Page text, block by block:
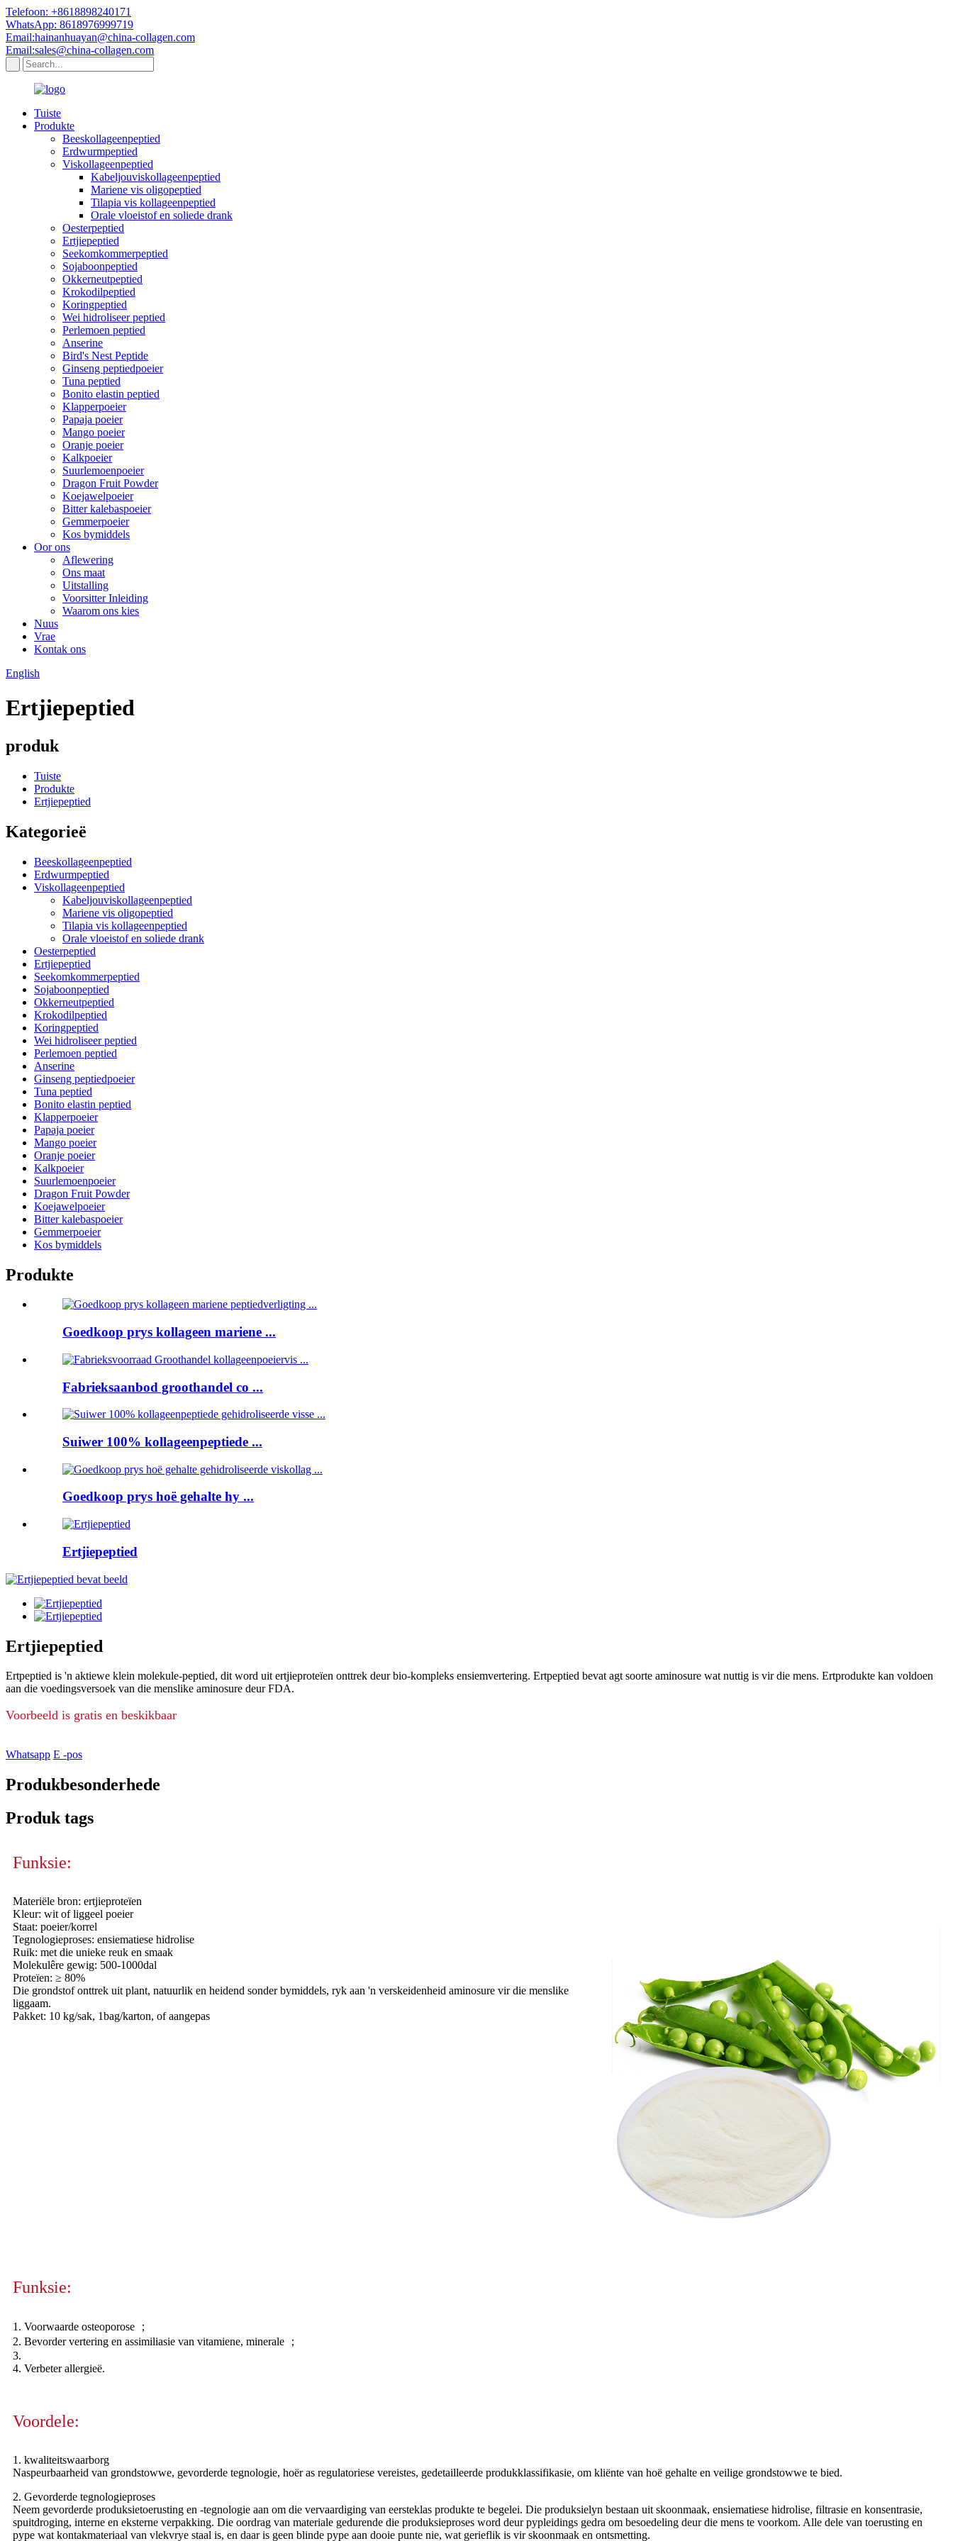
Telefoon: +8618898240171
WhatsApp: 8618976999719
Email:hainanhuayan@china-collagen.com
Email:sales@china-collagen.com
Tuiste
Produkte
Beeskollageenpeptied
Erdwurmpeptied
Viskollageenpeptied
Kabeljouviskollageenpeptied
Mariene vis oligopeptied
Tilapia vis kollageenpeptied
Orale vloeistof en soliede drank
Oesterpeptied
Ertjiepeptied
Seekomkommerpeptied
Sojaboonpeptied
Okkerneutpeptied
Krokodilpeptied
Koringpeptied
Wei hidroliseer peptied
Perlemoen peptied
Anserine
Bird's Nest Peptide
Ginseng peptiedpoeier
Tuna peptied
Bonito elastin peptied
Klapperpoeier
Papaja poeier
Mango poeier
Oranje poeier
Kalkpoeier
Suurlemoenpoeier
Dragon Fruit Powder
Koejawelpoeier
Bitter kalebaspoeier
Gemmerpoeier
Kos bymiddels
Oor ons
Aflewering
Ons maat
Uitstalling
Voorsitter Inleiding
Waarom ons kies
Nuus
Vrae
Kontak ons
English
Ertjiepeptied
produk
Tuiste
Produkte
Ertjiepeptied
Kategorieë
Beeskollageenpeptied
Erdwurmpeptied
Viskollageenpeptied
Kabeljouviskollageenpeptied
Mariene vis oligopeptied
Tilapia vis kollageenpeptied
Orale vloeistof en soliede drank
Oesterpeptied
Ertjiepeptied
Seekomkommerpeptied
Sojaboonpeptied
Okkerneutpeptied
Krokodilpeptied
Koringpeptied
Wei hidroliseer peptied
Perlemoen peptied
Anserine
Ginseng peptiedpoeier
Tuna peptied
Bonito elastin peptied
Klapperpoeier
Papaja poeier
Mango poeier
Oranje poeier
Kalkpoeier
Suurlemoenpoeier
Dragon Fruit Powder
Koejawelpoeier
Bitter kalebaspoeier
Gemmerpoeier
Kos bymiddels
Produkte
Goedkoop prys kollageen mariene ...
Fabrieksaanbod groothandel co ...
Suiwer 100% kollageenpeptiede ...
Goedkoop prys hoë gehalte hy ...
Ertjiepeptied
Ertjiepeptied
Ertpeptied is 'n aktiewe klein molekule-peptied, dit word uit ertjieproteïen onttrek deur bio-kompleks ensiemvertering. Ertpeptied bevat agt soorte aminosure wat nuttig is vir die mens. Ertprodukte kan voldoen
aan die voedingsversoek van die menslike aminosure deur FDA.
Voorbeeld is gratis en beskikbaar
Whatsapp E -pos
Produkbesonderhede
Produk tags
Funksie:
Materiële bron: ertjieproteïen
Kleur: wit of liggeel poeier
Staat: poeier/korrel
Tegnologieproses: ensiematiese hidrolise
Ruik: met die unieke reuk en smaak
Molekulêre gewig: 500-1000dal
Proteïen: ≥ 80%
Die grondstof onttrek uit plant, natuurlik en heidend sonder bymiddels, ryk aan 'n verskeidenheid aminosure vir die menslike
liggaam.
Pakket: 10 kg/sak, 1bag/karton, of aangepas
Funksie:
1. Voorwaarde osteoporose ；
2. Bevorder vertering en assimiliasie van vitamiene, minerale ；
3.
4. Verbeter allergieë.
Voordele:
1. kwaliteitswaarborg
Naspeurbaarheid van grondstowwe, gevorderde tegnologie, hoër as regulatoriese vereistes, gedetailleerde produkklassifikasie, om kliënte van hoë gehalte en veilige grondstowwe te bied.
2. Gevorderde tegnologieproses
Neem gevorderde produksietoerusting en -tegnologie aan om die vervaardiging van eersteklas produkte te begelei. Die produksielyn bestaan ​​uit skoonmaak, ensiematiese hidrolise, filtrasie en konsentrasie,
spuitdroging, interne en eksterne verpakking. Die oordrag van materiale gedurende die produksieproses word deur pypleidings gedra om besoedeling deur die mens te voorkom. Alle dele van toerusting en
pype wat kontakmateriaal van vlekvrye staal is, en daar is geen blinde pype aan dooie punte nie, wat gerieflik is vir skoonmaak en ontsmetting.